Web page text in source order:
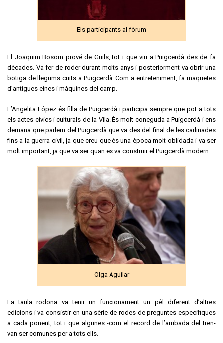
Els participants al fòrum
El Joaquim Bosom prové de Guils, tot i que viu a Puigcerdà des de fa
dècades. Va fer de roder durant molts anys i posteriorment va obrir una
botiga de llegums cuits a Puigcerdà. Com a entreteniment, fa maquetes
d’antigues eines i màquines del camp.
L’Angelita López és filla de Puigcerdà i participa sempre que pot a tots
els actes cívics i culturals de la Vila. És molt coneguda a Puigcerdà i ens
demana que parlem del Puigcerdà que va des del final de les carlinades
fins a la guerra civil, ja que creu que és una època molt oblidada i va ser
molt important, ja que va ser quan es va construir el Puigcerdà modern.
Olga Aguilar
La taula rodona va tenir un funcionament un pèl diferent d’altres
edicions i va consistir en una sèrie de rodes de preguntes específiques
a cada ponent, tot i que algunes -com el record de l’arribada del tren-
van ser comunes per a tots ells.